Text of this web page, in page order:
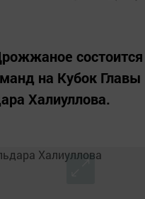
состоится
на Кубок Главы
Халиуллова.